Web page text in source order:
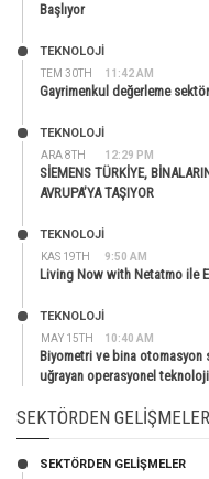
Başlıyor
TEM 30TH 11:42 AM
TEKNOLOJİ
Gayrimenkul değerleme
ARA 8TH 12:29 PM
TEKNOLOJİ
SİEMENS TÜRKİYE,
AVRUPA’YA TAŞIYOR
KAS 19TH 9:50 AM
TEKNOLOJİ
Living Now with Netatmo ile
MAY 15TH 10:40 AM
TEKNOLOJİ
Biyometri ve bina otomasyon
uğrayan operasyonel
SEKTÖRDEN GELIŞMELER
SEKTÖRDEN GELIŞMELER